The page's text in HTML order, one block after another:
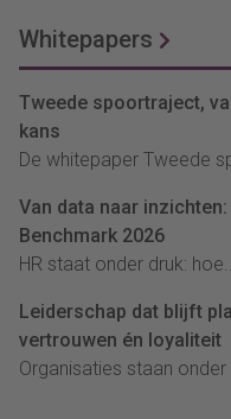
Whitepapers
Tweede spoortraject,
kans
De whitepaper Tweede
Van data naar
Benchmark 2026
HR staat onder druk:
Leiderschap dat blijft
vertrouwen én loyaliteit
Organisaties staan onder